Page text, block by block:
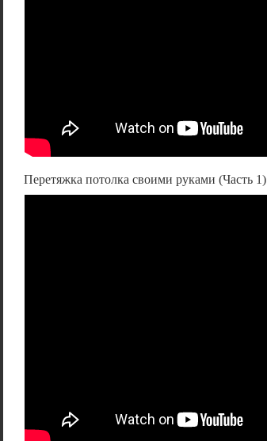
Перетяжка потолка своими руками (Часть 1)